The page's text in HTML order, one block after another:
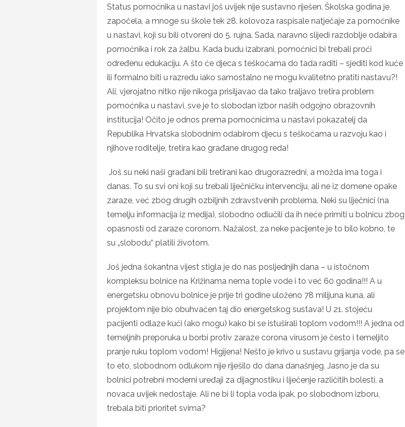
Status pomoćnika u nastavi još uvijek nije sustavno riješen. Školska godina je
započela, a mnoge su škole tek 28. kolovoza raspisale natječaje za pomoćnike
u nastavi, koji su bili otvoreni do 5. rujna. Sada, naravno slijedi razdoblje odabira
pomoćnika i rok za žalbu. Kada budu izabrani, pomoćnici bi trebali proći
određenu edukaciju. A što će djeca s teškoćama do tada raditi – sjediti kod kuće
ili formalno biti u razredu iako samostalno ne mogu kvalitetno pratiti nastavu?!
Ali, vjerojatno nitko nije nikoga prisiljavao da tako traljavo tretira problem
pomoćnika u nastavi, sve je to slobodan izbor naših odgojno obrazovnih
institucija! Očito je odnos prema pomoćnicima u nastavi pokazatelj da
Republika Hrvatska slobodnim odabirom djecu s teškoćama u razvoju kao i
njihove roditelje, tretira kao građane drugog reda!
Još su neki naši građani bili tretirani kao drugorazredni, a možda ima toga i
danas. To su svi oni koji su trebali liječničku intervenciju, ali ne iz domene opake
zaraze, već zbog drugih ozbiljnih zdravstvenih problema. Neki su liječnici (na
temelju informacija iz medija), slobodno odlučili da ih neće primiti u bolnicu zbog
opasnosti od zaraze coronom. Nažalost, za neke pacijente je to bilo kobno, te
su „slobodu“ platili životom.
Još jedna šokantna vijest stigla je do nas posljednjih dana – u istočnom
kompleksu bolnice na Križinama nema tople vode i to već 60 godina!!! A u
energetsku obnovu bolnice je prije tri godine uloženo 78 milijuna kuna, ali
projektom nije bio obuhvaćen taj dio energetskog sustava! U 21. stojeću
pacijenti odlaze kući (ako mogu) kako bi se istuširali toplom vodom!!! A jedna od
temeljnih preporuka u borbi protiv zaraze corona virusom je često i temeljito
pranje ruku toplom vodom! Higijena! Nešto je krivo u sustavu grijanja vode, pa se
to eto, slobodnom odlukom nije riješilo do dana današnjeg. Jasno je da su
bolnici potrebni moderni uređaji za dijagnostiku i liječenje različitih bolesti, a
novaca uvijek nedostaje. Ali ne bi li topla voda ipak, po slobodnom izboru,
trebala biti prioritet svima?